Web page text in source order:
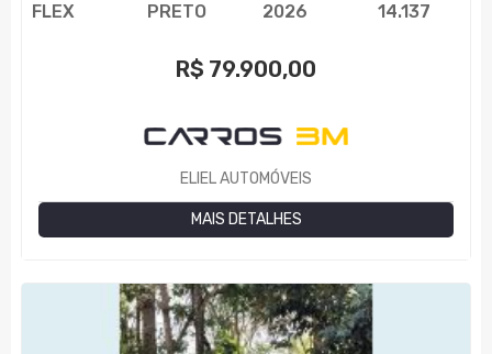
FLEX PRETO 2026 14.137
R$ 79.900,00
ELIEL AUTOMÓVEIS
MAIS DETALHES